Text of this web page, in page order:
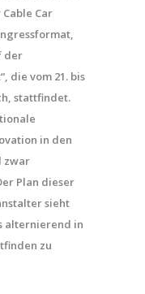
Car
der
die vom 21. bis
stattfindet.
in den
zwar
Plan dieser
sieht
alternierend in
zu